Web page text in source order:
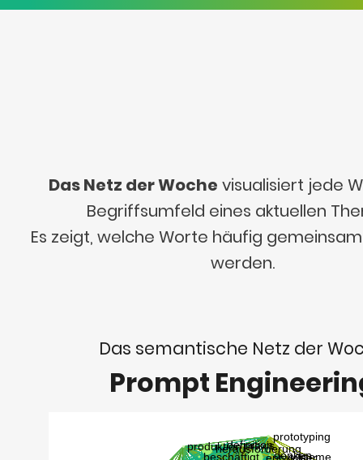
Das Netz der Woche visualisiert jede
Begriffsumfeld eines aktuellen
Es zeigt, welche Worte häufig
werden.
Das semantische Netz der
Prompt